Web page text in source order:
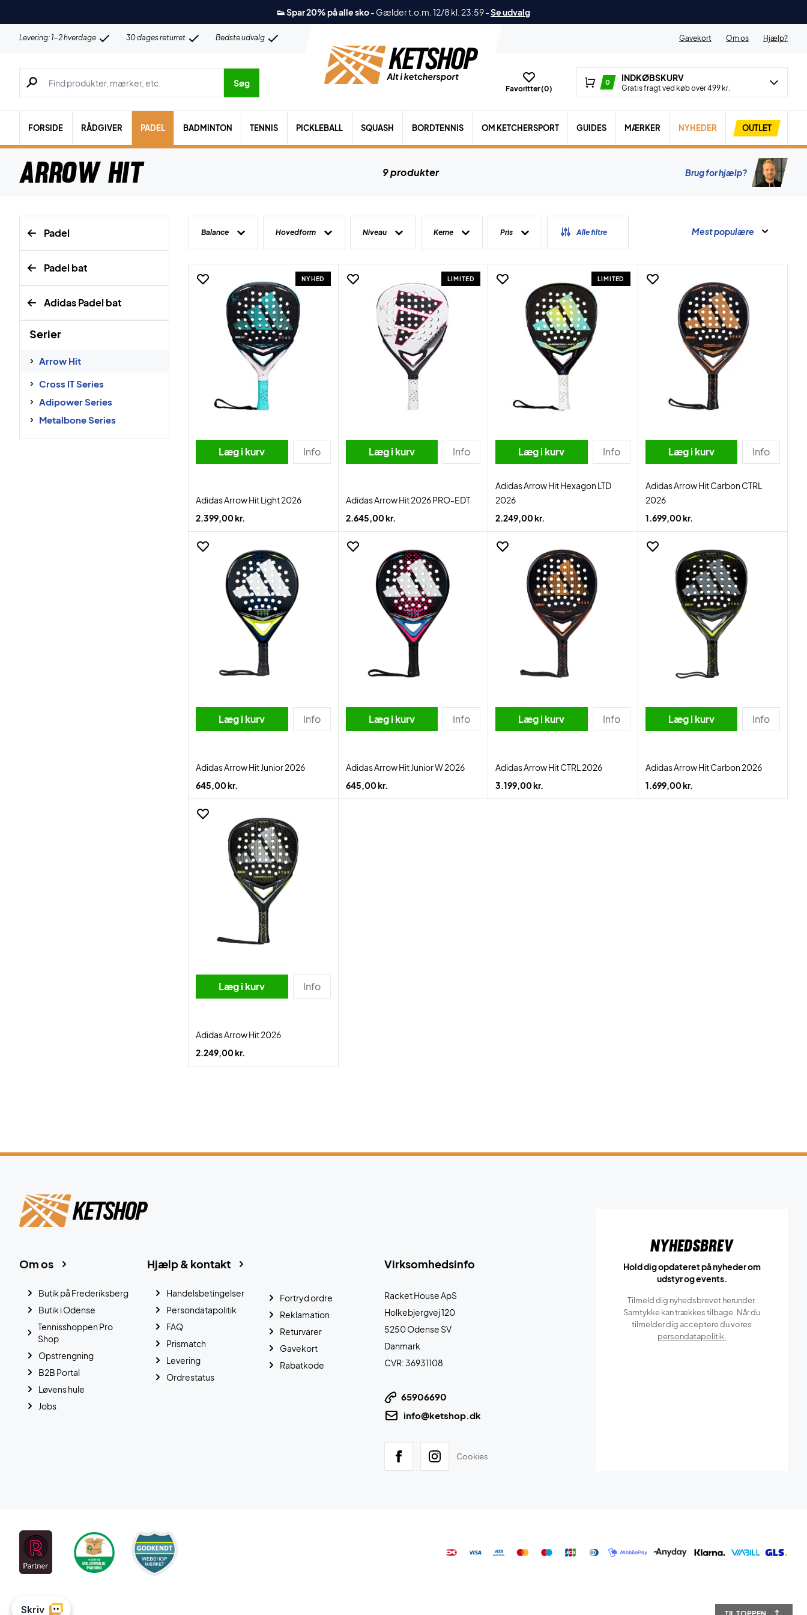
👟 Spar 20% på alle sko- Gælder t.o.m. 12/8 kl. 23:59-Se udvalg
Levering: 1-2 hverdage 30 dages returret Bedste udvalg Gavekort Om os Hjælp?
Søg efter produkter, mærker etc.
Søg
Favoritter (0)
0 INDKØBSKURV
Gratis fragt ved køb over 499 kr.
FORSIDE RÅDGIVER PADEL BADMINTON TENNIS PICKLEBALL SQUASH BORDTENNIS OM KETCHERSPORT GUIDES MÆRKER NYHEDER OUTLET
Arrow Hit 9 produkter Brug for hjælp?
Padel
Padel bat
Adidas Padel bat
Serier
Arrow Hit
Cross IT Series
Adipower Series
Metalbone Series
Balance Hovedform Niveau Kerne Pris Alle filtre Mest populære
NYHED
Læg i kurv Info
Adidas Arrow Hit Light 2026
2.399,00 kr.
LIMITED
Læg i kurv Info
Adidas Arrow Hit 2026 PRO-EDT
2.645,00 kr.
LIMITED
Læg i kurv Info
Adidas Arrow Hit Hexagon LTD
2026
2.249,00 kr.
Læg i kurv Info
Adidas Arrow Hit Carbon CTRL
2026
1.699,00 kr.
Læg i kurv Info
Adidas Arrow Hit Junior 2026
645,00 kr.
Læg i kurv Info
Adidas Arrow Hit Junior W 2026
645,00 kr.
Læg i kurv Info
Adidas Arrow Hit CTRL 2026
3.199,00 kr.
Læg i kurv Info
Adidas Arrow Hit Carbon 2026
1.699,00 kr.
Læg i kurv Info
Adidas Arrow Hit 2026
2.249,00 kr.
Virksomhedsinfo
Racket House ApS
Holkebjergvej 120
5250 Odense SV
Danmark
CVR: 36931108
65906690
info@ketshop.dk
Cookies
Hjælp & kontakt
Handelsbetingelser
Persondatapolitik
FAQ
Prismatch
Levering
Ordrestatus
Fortryd ordre
Reklamation
Returvarer
Gavekort
Rabatkode
Om os
Butik på Frederiksberg
Butik i Odense
Tennisshoppen Pro
Shop
Opstrengning
B2B Portal
Løvens hule
Jobs
Nyhedsbrev
Hold dig opdateret på nyheder om
udstyr og events.
Tilmeld dig nyhedsbrevet herunder.
Samtykke kan trækkes tilbage. Når du
tilmelder dig acceptere du vores
persondatapolitik.